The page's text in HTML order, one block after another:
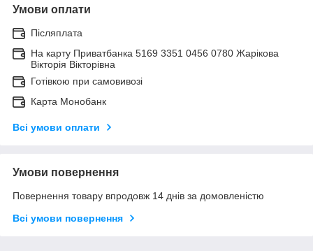
Умови оплати
Післяплата
На карту Приватбанка 5169 3351 0456 0780 Жарікова
Вікторія Вікторівна
Готівкою при самовивозі
Карта Монобанк
Всі умови оплати
Умови повернення
Повернення товару впродовж 14 днів за домовленістю
Всі умови повернення